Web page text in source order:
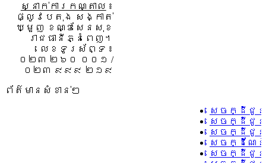
ស្នាក់ការកណ្តាល ៖
ផ្លូវបេតុង សង្កាត់
ឃ្មួញ ខណ្ឌសែនសុខ
រាជធានីភ្នំពេញ។
លេខទូរស័ព្ទ ៖
០២៣ ២៦០ ០០១ /
០២៣ ៩៩៩ ២១៩
ព័ត៌មានសំខាន់ៗ
សេចក្ដីជូ
សេចក្ដីជូ
សេចក្ដីជូ
សេចក្ដីណែ
សេចក្ដីជូ